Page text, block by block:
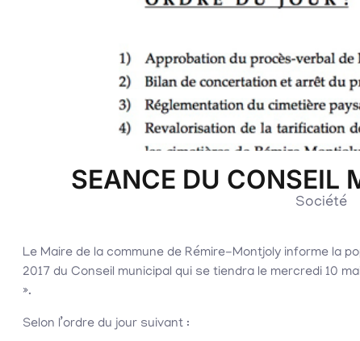
SEANCE DU CONSEIL
Société
Le Maire de la commune de Rémire-Montjoly informe la
2017 du Conseil municipal qui se tiendra le mercredi 10
».
Selon l’ordre du jour suivant :